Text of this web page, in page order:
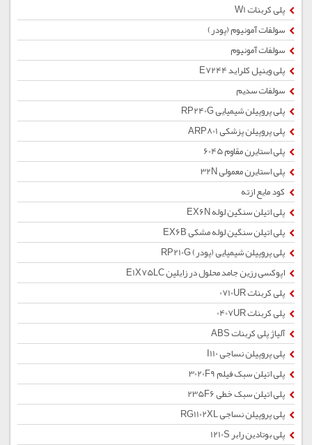
پلی کربنات W1
سولفات آمونیوم (پودر)
سولفات آمونیوم
پلی وینیل کلراید E7244
سولفات سدیم
پلی پروپیلن شیمیایی RP240G
پلی پروپیلن پزشکی ARP801
پلی استایرن مقاوم 6045
پلی استایرن معمولی 32N
کود مایع ازته
پلی اتیلن سنگین لوله EX6N
پلی اتیلن سنگین لوله مشکی EX6B
پلی پروپیلن شیمیایی (پودر) RP210G
اپوکسی رزین جامد محلول در زایلین E1X75LC
پلی کربنات 0710UR
پلی کربنات 0407UR
آلیاژ پلی کربنات ABS
پلی پروپیلن نساجی I110
پلی اتیلن سبک فیلم 3020F9
پلی اتیلن سبک خطی 235F6
پلی پروپیلن نساجی RG1102XL
پلی بوتادین رابر 1210S